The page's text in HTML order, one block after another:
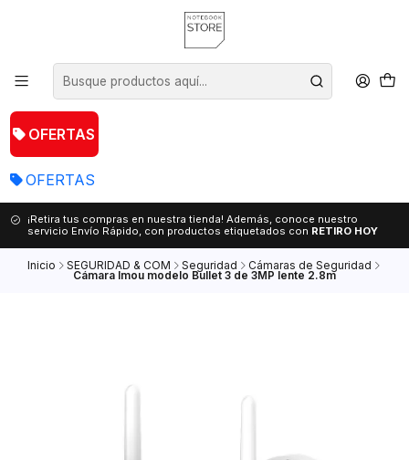
OFERTAS
OFERTAS
¡Retira tus compras en nuestra tienda! Además, conoce nuestro
servicio Envío Rápido, con productos etiquetados con RETIRO HOY
Inicio SEGURIDAD & COM Seguridad Cámaras de Seguridad
Cámara Imou modelo Bullet 3 de 3MP lente 2.8m